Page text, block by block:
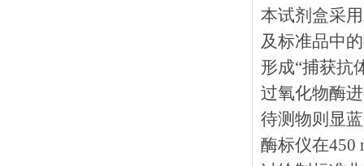
本试剂盒采
及标准品中
形成“捕获抗
过氧化物酶
待测物则显
酶标仪在450